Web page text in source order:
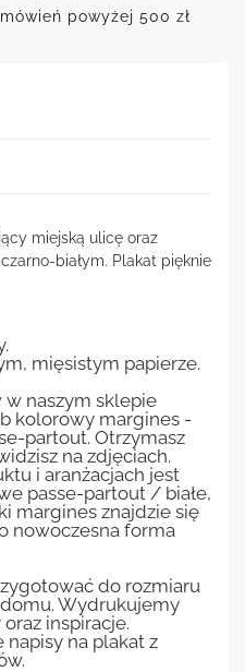
powyżej 500 zł
miejską ulicę oraz
białym. Plakat pięknie
mięsistym papierze.
naszym sklepie
kolorowy margines -
partout. Otrzymasz
na zdjęciach.
i aranżacjach jest
passe-partout / białe,
margines znajdzie się
nowoczesna forma
do rozmiaru
Wydrukujemy
inspiracje.
na plakat z